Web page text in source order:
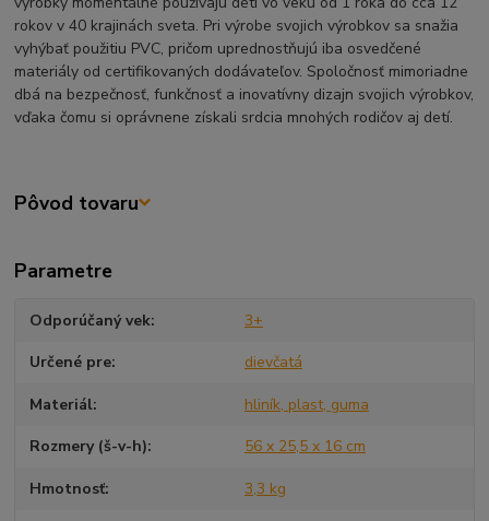
rokov v 40 krajinách sveta. Pri výrobe svojich výrobkov sa snažia
vyhýbať použitiu PVC, pričom uprednostňujú iba osvedčené
materiály od certifikovaných dodávateľov. Spoločnosť mimoriadne
dbá na bezpečnosť, funkčnosť a inovatívny dizajn svojich výrobkov,
vďaka čomu si oprávnene získali srdcia mnohých rodičov aj detí.
Pôvod tovaru
Parametre
Odporúčaný vek 3+
Určené pre dievčatá
Materiál hliník, plast, guma
Rozmery (š-v-h) 56 x 25,5 x 16 cm
Hmotnosť 3,3 kg